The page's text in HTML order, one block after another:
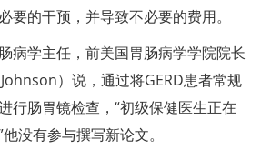
要的干预，并导致不必要的费用。
病学主任，前美国胃肠病学学院院长
）说，通过将GERD患者常规
行肠胃镜检查，“初级保健医生正在
没有参与撰写新论文。